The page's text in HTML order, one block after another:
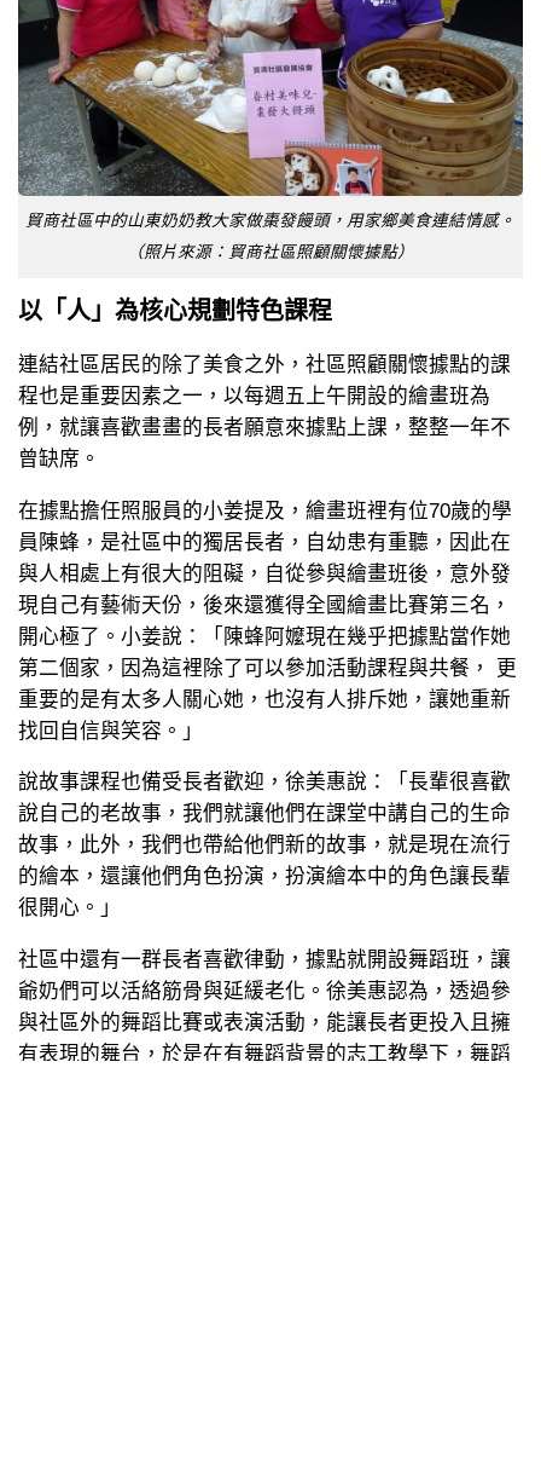
貿商社區中的山東奶奶教大家做棗發饅頭，用家鄉美食連結情感。
（照片來源：貿商社區照顧關懷據點）
以 「 人 」 為核心規劃特色課程
連結社區居民的除了美食之外，社區照顧關懷據點的課
程也是重要因素之一，以每週五上午開設的繪畫班為
例，就讓喜歡畫畫的長者願意來據點上課，整整一年不
曾缺席。
在據點擔任照服員的小姜提及，繪畫班裡有位70歲的學
員陳蜂，是社區中的獨居長者，自幼患有重聽，因此在
與人相處上有很大的阻礙，自從參與繪畫班後，意外發
現自己有藝術天份，後來還獲得全國繪畫比賽第三名，
開心極了。小姜說：「陳蜂阿嬤現在幾乎把據點當作她
第二個家，因為這裡除了可以參加活動課程與共餐， 更
重要的是有太多人關心她，也沒有人排斥她，讓她重新
找回自信與笑容。｣
說故事課程也備受長者歡迎，徐美惠說：「長輩很喜歡
說自己的老故事，我們就讓他們在課堂中講自己的生命
故事，此外，我們也帶給他們新的故事，就是現在流行
的繪本，還讓他們角色扮演，扮演繪本中的角色讓長輩
很開心。｣
社區中還有一群長者喜歡律動，據點就開設舞蹈班，讓
爺奶們可以活絡筋骨與延緩老化。徐美惠認為，透過參
與社區外的舞蹈比賽或表演活動，能讓長者更投入且擁
有表現的舞台，於是在有舞蹈背景的志工教學下，舞蹈